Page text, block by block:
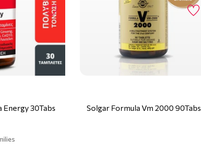
Energy 30Tabs Solgar Formula Vm 2000 90Tabs